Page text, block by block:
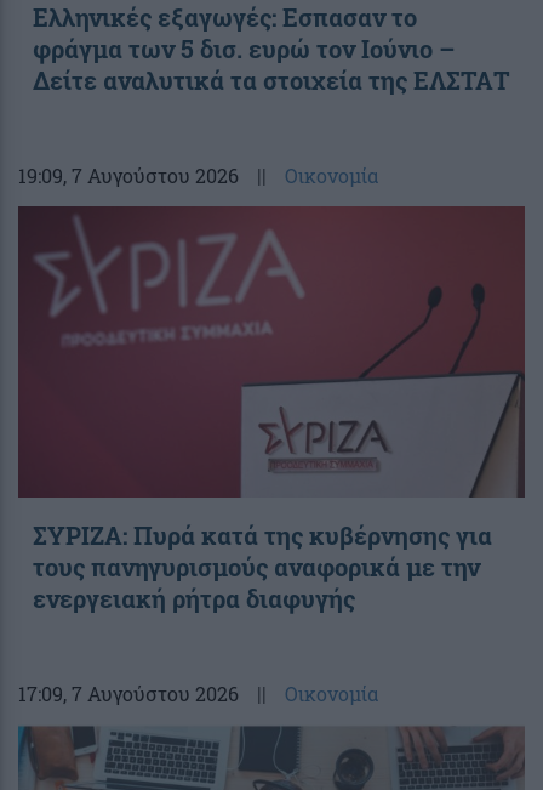
Ελληνικές εξαγωγές: Εσπασαν το
φράγμα των 5 δισ. ευρώ τον Ιούνιο –
Δείτε αναλυτικά τα στοιχεία της ΕΛΣΤΑΤ
19:09, 7 Αυγούστου 2026 || Οικονομία
ΣΥΡΙΖΑ: Πυρά κατά της κυβέρνησης για
τους πανηγυρισμούς αναφορικά με την
ενεργειακή ρήτρα διαφυγής
17:09, 7 Αυγούστου 2026 || Οικονομία